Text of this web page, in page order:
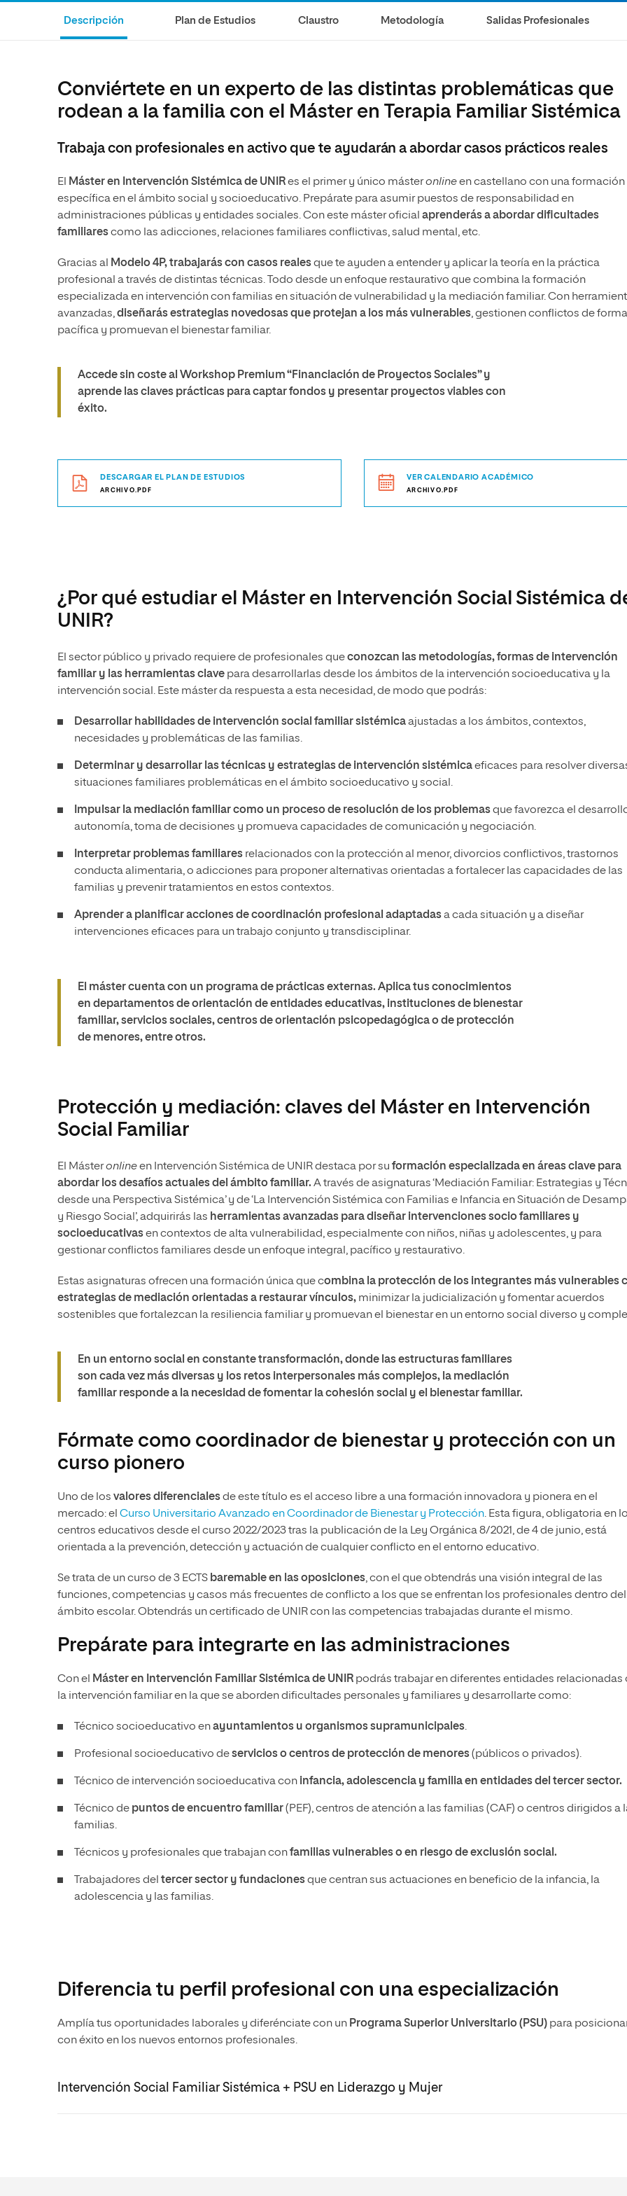
Música
Descripción Plan de Estudios Claustro Metodología Salidas Profesionales
Conviértete en un experto de las distintas problemáticas que
rodean a la familia con el Máster en Terapia Familiar Sistémica
Trabaja con profesionales en activo que te ayudarán a abordar casos prácticos reales
El Máster en Intervención Sistémica de UNIRes el primer y único másteronlineen castellano con una formación
específica en el ámbito social y socioeducativo. Prepárate para asumir puestos de responsabilidad en
administraciones públicas y entidades sociales. Con este máster oficial aprenderás a abordar dificultades
familiarescomo las adicciones, relaciones familiares conflictivas, salud mental, etc.
Gracias al Modelo 4P, trabajarás con casos realesque te ayuden a entender y aplicar la teoría en la práctica
profesional a través de distintas técnicas. Todo desde un enfoque restaurativo que combina la formación
especializada en intervención con familias en situación de vulnerabilidad y la mediación familiar. Con
avanzadas,diseñarás estrategias novedosas que protejan a los más vulnerables, gestionen conflictos de forma
pacífica y promuevan el bienestar familiar.
Accede sin coste al Workshop Premium “Financiación de Proyectos Sociales” y
aprende las claves prácticas para captar fondos y presentar proyectos viables con
éxito.
DESCARGAR EL PLAN DE ESTUDIOS
ARCHIVO.PDF
VER CALENDARIO ACADÉMICO
ARCHIVO.PDF
¿Por qué estudiar el Máster en Intervención Social Sistémica
UNIR?
El sector público y privado requiere de profesionales queconozcan las metodologías, formas de intervención
familiar y las herramientas clave para desarrollarlas desde los ámbitos de la intervención socioeducativa y la
intervención social. Este máster da respuesta a esta necesidad, de modo que podrás:
Desarrollar habilidades de intervención social familiar sistémicaajustadas a los ámbitos, contextos,
necesidades y problemáticas de las familias.
Determinar y desarrollar las técnicas y estrategias de intervención sistémicaeficaces para resolver
situaciones familiares problemáticas en el ámbito socioeducativo y social.
Impulsar la mediación familiar como un proceso de resolución de los problemasque favorezca el
autonomía, toma de decisiones y promueva capacidades de comunicación y negociación.
Interpretar problemas familiares relacionados con la protección al menor, divorcios conflictivos, trastornos
conducta alimentaria, o adicciones para proponer alternativas orientadas a fortalecer las capacidades de las
familias y prevenir tratamientos en estos contextos.
Aprender a planificar acciones de coordinación profesional adaptadasa cada situación y a diseñar
intervenciones eficaces para un trabajo conjunto y transdisciplinar.
El máster cuenta con un programa de prácticas externas. Aplica tus conocimientos
en departamentos de orientación de entidades educativas, instituciones de bienestar
familiar, servicios sociales, centros de orientación psicopedagógica o de protección
de menores, entre otros.
Protección y mediación: claves del Máster en Intervención
Social Familiar
El Másteronlineen Intervención Sistémica de UNIR destaca por su formación especializada en áreas clave para
abordar los desafíos actuales del ámbito familiar. A través de asignaturas ‘Mediación Familiar: Estrategias y
desde una Perspectiva Sistémica’ y de ‘La Intervención Sistémica con Familias e Infancia en Situación de
y Riesgo Social’, adquirirás las herramientas avanzadas para diseñar intervenciones socio familiares y
socioeducativasen contextos de alta vulnerabilidad, especialmente con niños, niñas y adolescentes, y para
gestionar conflictos familiares desde un enfoque integral, pacífico y restaurativo.
Estas asignaturas ofrecen una formación única que combina la protección de los integrantes más vulnerables
estrategias de mediación orientadas a restaurar vínculos, minimizar la judicialización y fomentar acuerdos
sostenibles que fortalezcan la resiliencia familiar y promuevan el bienestar en un entorno social diverso y
En un entorno social en constante transformación, donde las estructuras familiares
son cada vez más diversas y los retos interpersonales más complejos, la mediación
familiar responde a la necesidad de fomentar la cohesión social y el bienestar familiar.
Fórmate como coordinador de bienestar y protección con un
curso pionero
Uno de los valores diferencialesde este título es el acceso libre a una formación innovadora y pionera en el
mercado: el Curso Universitario Avanzado en Coordinador de Bienestar y Protección. Esta figura, obligatoria en
centros educativos desde el curso 2022/2023 tras la publicación de la Ley Orgánica 8/2021, de 4 de junio, está
orientada a la prevención, detección y actuación de cualquier conflicto en el entorno educativo.
Se trata de un curso de 3 ECTS baremable en las oposiciones, con el que obtendrás una visión integral de las
funciones, competencias y casos más frecuentes de conflicto a los que se enfrentan los profesionales dentro del
ámbito escolar. Obtendrás un certificado de UNIR con las competencias trabajadas durante el mismo.
Prepárate para integrarte en las administraciones
Con el Máster en Intervención Familiar Sistémica de UNIR podrás trabajar en diferentes entidades relacionadas
la intervención familiar en la que se aborden dificultades personales y familiares y desarrollarte como:
Técnico socioeducativo enayuntamientos u organismos supramunicipales.
Profesional socioeducativo deservicios o centros de protección de menores(públicos o privados).
Técnico de intervención socioeducativa con infancia, adolescencia y familia en entidades del tercer sector.
Técnico de puntos de encuentro familiar(PEF), centros de atención a las familias (CAF) o centros dirigidos a
familias.
Técnicos y profesionales que trabajan confamilias vulnerables o en riesgo de exclusión social.
Trabajadores del tercer sector y fundacionesque centran sus actuaciones en beneficio de la infancia, la
adolescencia y las familias.
Diferencia tu perfil profesional con una especialización
Amplía tus oportunidades laborales y diferénciate con un Programa Superior Universitario (PSU) para
con éxito en los nuevos entornos profesionales.
Intervención Social Familiar Sistémica + PSU en Liderazgo y Mujer